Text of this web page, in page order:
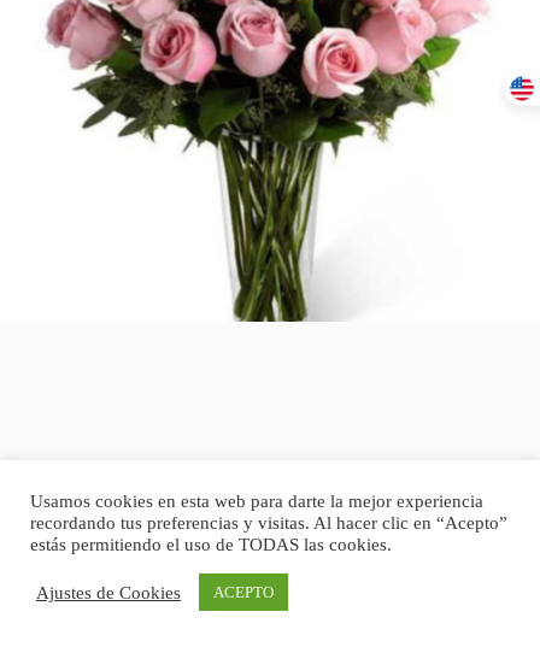
Usamos cookies en esta web para darte la mejor experiencia
recordando tus preferencias y visitas. Al hacer clic en “Acepto”
estás permitiendo el uso de TODAS las cookies.
Ajustes de Cookies ACEPTO